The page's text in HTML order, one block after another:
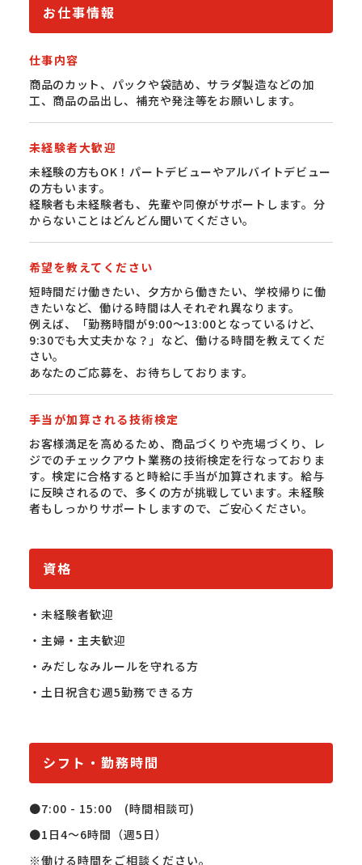
お仕事情報
仕事内容
商品のカット、パックや袋詰め、サラダ製造などの加
工、商品の品出し、補充や発注等をお願いします。
未経験者大歓迎
未経験の方もOK！パートデビューやアルバイトデビュー
の方もいます。
経験者も未経験者も、先輩や同僚がサポートします。分
からないことはどんどん聞いてください。
希望を教えてください
短時間だけ働きたい、夕方から働きたい、学校帰りに働
きたいなど、働ける時間は人それぞれ異なります。
例えば、「勤務時間が9:00〜13:00となっているけど、
9:30でも大丈夫かな？」など、働ける時間を教えてくだ
さい。
あなたのご応募を、お待ちしております。
手当が加算される技術検定
お客様満足を高めるため、商品づくりや売場づくり、レ
ジでのチェックアウト業務の技術検定を行なっておりま
す。検定に合格すると時給に手当が加算されます。給与
に反映されるので、多くの方が挑戦しています。未経験
者もしっかりサポートしますので、ご安心ください。
資格
・未経験者歓迎
・主婦・主夫歓迎
・みだしなみルールを守れる方
・土日祝含む週5勤務できる方
シフト・勤務時間
●7:00 - 15:00　(時間相談可)
●1日4～6時間（週5日）
※働ける時間をご相談ください。